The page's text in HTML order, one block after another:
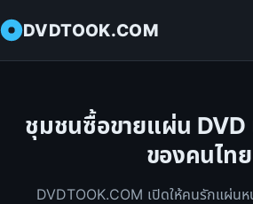
DVDTOOK.COM
ชุมชนซื้อขายแผ่น DVD
ของคนไทย
DVDTOOK.COM เปิดให้คนรักแผ่น